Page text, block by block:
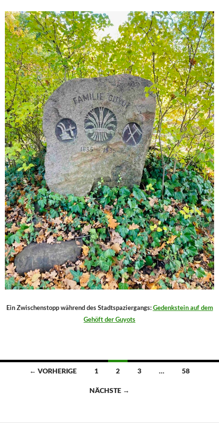
Ein Zwischenstopp während des Stadtspaziergangs:Gedenkstein auf dem
Gehöft der Guyots
Beitragsnavigation
← VORHERIGE 1 2 3 … 58
NÄCHSTE →